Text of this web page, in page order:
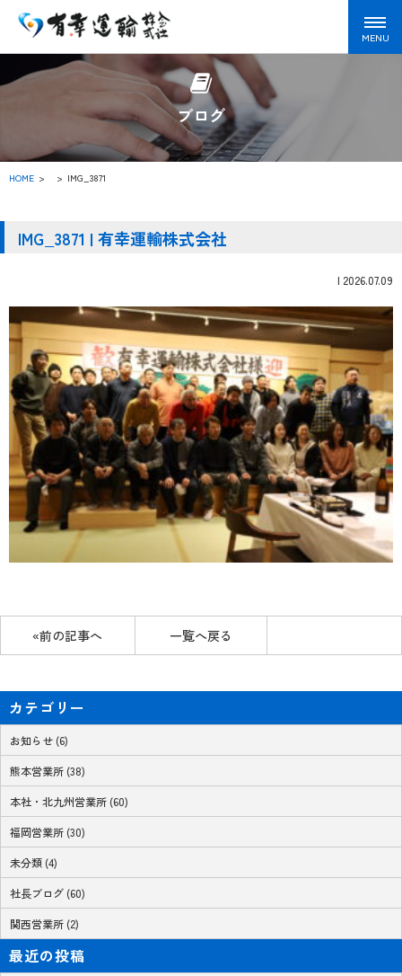
ブログ
HOME > IMG_3871
IMG_3871 | 有幸運輸株式会社
| 2026.07.09
«前の記事へ 一覧へ戻る
カテゴリー
お知らせ (6)
熊本営業所 (38)
本社・北九州営業所 (60)
福岡営業所 (30)
未分類 (4)
社長ブログ (60)
関西営業所 (2)
最近の投稿